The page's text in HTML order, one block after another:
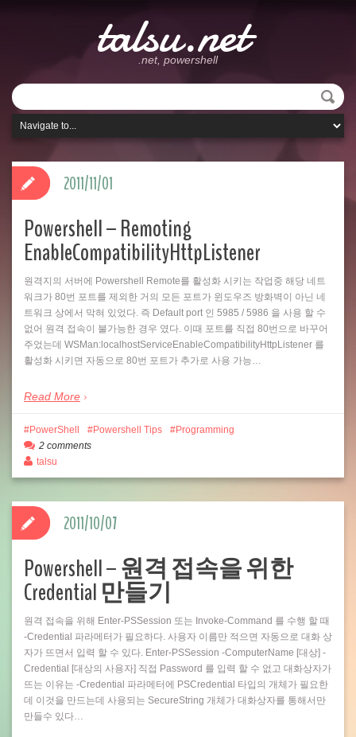
talsu.net
.net, powershell
Powershell – Remoting
EnableCompatibilityHttpListener
원격지의 서버에 Powershell Remote를 활성화 시키는 작업중 해당 네트
워크가 80번 포트를 제외한 거의 모든 포트가 윈도우즈 방화벽이 아닌 네
트워크 상에서 막혀 있었다. 즉 Default port 인 5985 / 5986 을 사용 할 수
없어 원격 접속이 불가능한 경우 였다. 이때 포트를 직접 80번으로 바꾸어
주었는데 WSMan:localhostServiceEnableCompatibilityHttpListener 를
활성화 시키면 자동으로 80번 포트가 추가로 사용 가능…
Read More
2011/11/01
PowerShell Powershell Tips
Programming
2 comments
talsu
Powershell – 원격 접속을 위한
Credential 만들기
원격 접속을 위해 Enter-PSSession 또는 Invoke-Command 를 수행 할 때
-Credential 파라메터가 필요하다. 사용자 이름만 적으면 자동으로 대화 상
자가 뜨면서 입력 할 수 있다. Enter-PSSession -ComputerName [대상] -
Credential [대상의 사용자] 직접 Password 를 입력 할 수 없고 대화상자가
뜨는 이유는 -Credential 파라메터에 PSCredential 타입의 개체가 필요한
데 이것을 만드는데 사용되는 SecureString 개체가 대화상자를 통해서만
만들수 있다…
2011/10/07